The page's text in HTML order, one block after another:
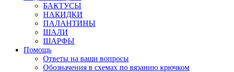
БАКТУСЫ
НАКИДКИ
ПАЛАНТИНЫ
ШАЛИ
ШАРФЫ
Помощь
Ответы на ваши вопросы
Обозначения в схемах по вязанию крючком